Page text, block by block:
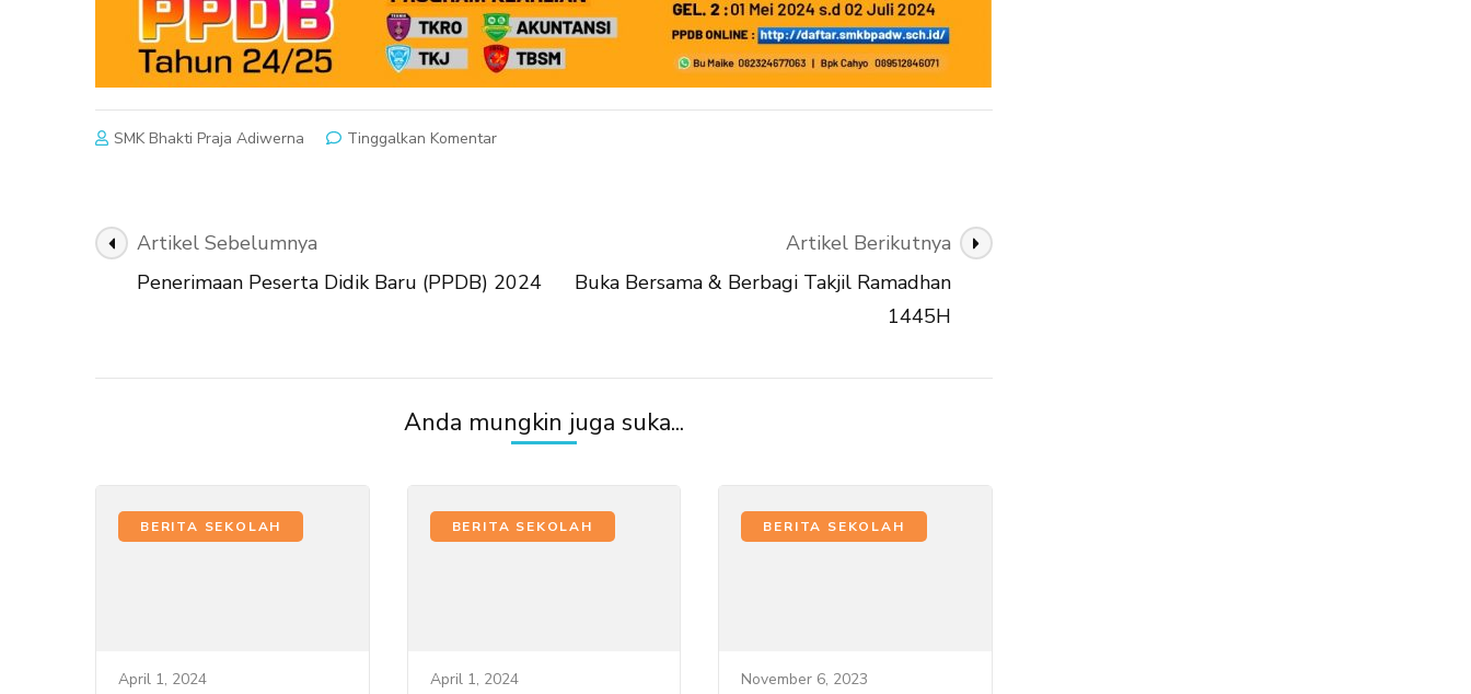
SMK Bhakti Praja Adiwerna Tinggalkan Komentarpada
Adiwerna
Navigasi
Artikel
Artikel Sebelumnya
Penerimaan Peserta Didik Baru (PPDB) 2024
Artikel Berikutnya
Buka Bersama & Berbagi Takjil Ramadhan
1445H
Anda mungkin juga suka...
BERITA SEKOLAH
April 1, 2024
BERITA SEKOLAH
April 1, 2024
BERITA SEKOLAH
November 6, 2023